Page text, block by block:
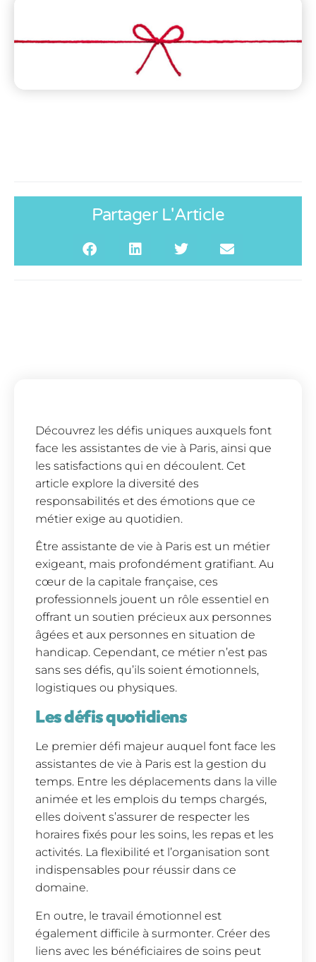
Partager L'Article
Découvrez les défis uniques auxquels font
face les assistantes de vie à Paris, ainsi que
les satisfactions qui en découlent. Cet
article explore la diversité des
responsabilités et des émotions que ce
métier exige au quotidien.
Être assistante de vie à Paris est un métier
exigeant, mais profondément gratifiant. Au
cœur de la capitale française, ces
professionnels jouent un rôle essentiel en
offrant un soutien précieux aux personnes
âgées et aux personnes en situation de
handicap. Cependant, ce métier n’est pas
sans ses défis, qu’ils soient émotionnels,
logistiques ou physiques.
Les défis quotidiens
Le premier défi majeur auquel font face les
assistantes de vie à Paris est la gestion du
temps. Entre les déplacements dans la ville
animée et les emplois du temps chargés,
elles doivent s’assurer de respecter les
horaires fixés pour les soins, les repas et les
activités. La flexibilité et l’organisation sont
indispensables pour réussir dans ce
domaine.
En outre, le travail émotionnel est
également difficile à surmonter. Créer des
liens avec les bénéficiaires de soins peut